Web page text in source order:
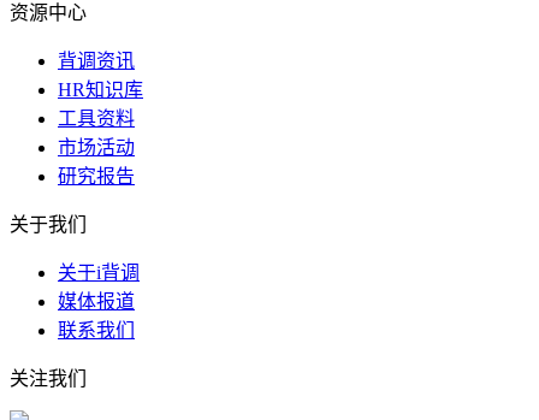
资源中心
背调资讯
HR知识库
工具资料
市场活动
研究报告
关于我们
关于i背调
媒体报道
联系我们
关注我们